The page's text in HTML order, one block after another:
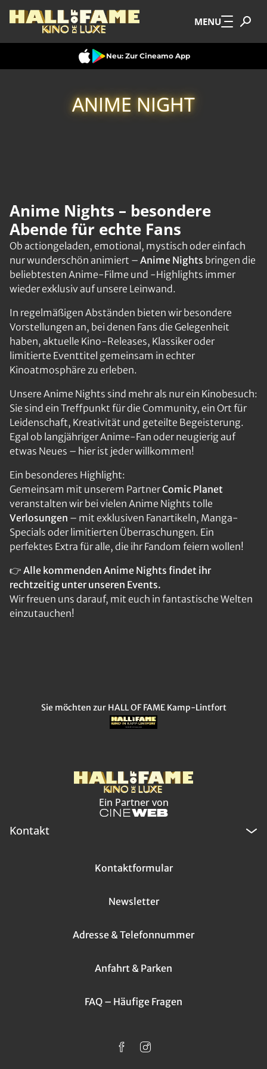
Zum Hauptinhalt springen MENU
Neu: Zur Cineamo App
ANIME NIGHT
Anime Nights – besondere
Abende für echte Fans
Ob actiongeladen, emotional, mystisch oder einfach
nur wunderschön animiert – Anime Nights bringen die
beliebtesten Anime-Filme und -Highlights immer
wieder exklusiv auf unsere Leinwand.
In regelmäßigen Abständen bieten wir besondere
Vorstellungen an, bei denen Fans die Gelegenheit
haben, aktuelle Kino-Releases, Klassiker oder
limitierte Eventtitel gemeinsam in echter
Kinoatmosphäre zu erleben.
Unsere Anime Nights sind mehr als nur ein Kinobesuch:
Sie sind ein Treffpunkt für die Community, ein Ort für
Leidenschaft, Kreativität und geteilte Begeisterung.
Egal ob langjähriger Anime-Fan oder neugierig auf
etwas Neues – hier ist jeder willkommen!
Ein besonderes Highlight:
Gemeinsam mit unserem PartnerComic Planet
veranstalten wir bei vielen Anime Nights tolle
Verlosungen – mit exklusiven Fanartikeln, Manga-
Specials oder limitierten Überraschungen. Ein
perfektes Extra für alle, die ihr Fandom feiern wollen!
👉 Alle kommenden Anime Nights findet ihr
rechtzeitig unter unseren Events.
Wir freuen uns darauf, mit euch in fantastische Welten
einzutauchen!
Sie möchten zur HALL OF FAME Kamp-Lintfort
Ein Partner von
Kontakt
Kontaktformular
Newsletter
Adresse & Telefonnummer
Anfahrt & Parken
FAQ – Häufige Fragen